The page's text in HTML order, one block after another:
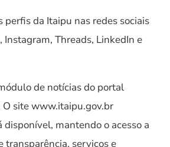
perfis da Itaipu nas redes sociais
Instagram, Threads, LinkedIn e
de notícias do portal
site www.itaipu.gov.br
disponível, mantendo o acesso a
transparência, serviços e